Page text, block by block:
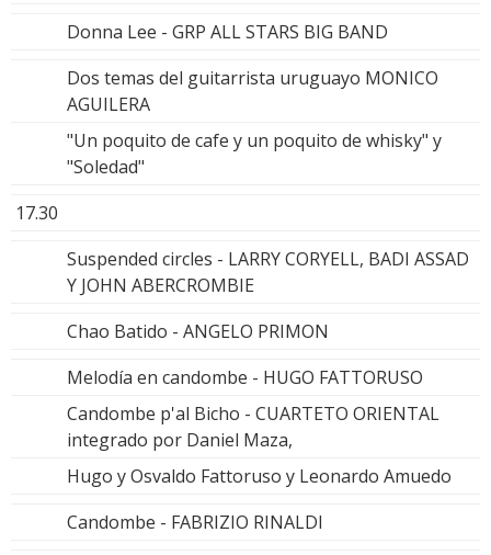
Donna Lee - GRP ALL STARS BIG BAND
Dos temas del guitarrista uruguayo MONICO
AGUILERA
"Un poquito de cafe y un poquito de whisky" y
"Soledad"
17.30
Suspended circles - LARRY CORYELL, BADI ASSAD
Y JOHN ABERCROMBIE
Chao Batido - ANGELO PRIMON
Melodía en candombe - HUGO FATTORUSO
Candombe p'al Bicho - CUARTETO ORIENTAL
integrado por Daniel Maza,
Hugo y Osvaldo Fattoruso y Leonardo Amuedo
Candombe - FABRIZIO RINALDI